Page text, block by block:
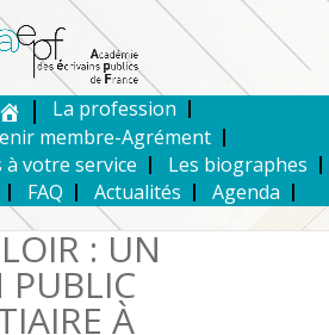
La profession
membre-Agrément
votre service
Les biographes
FAQ Actualités Agenda
: UN
PUBLIC
À